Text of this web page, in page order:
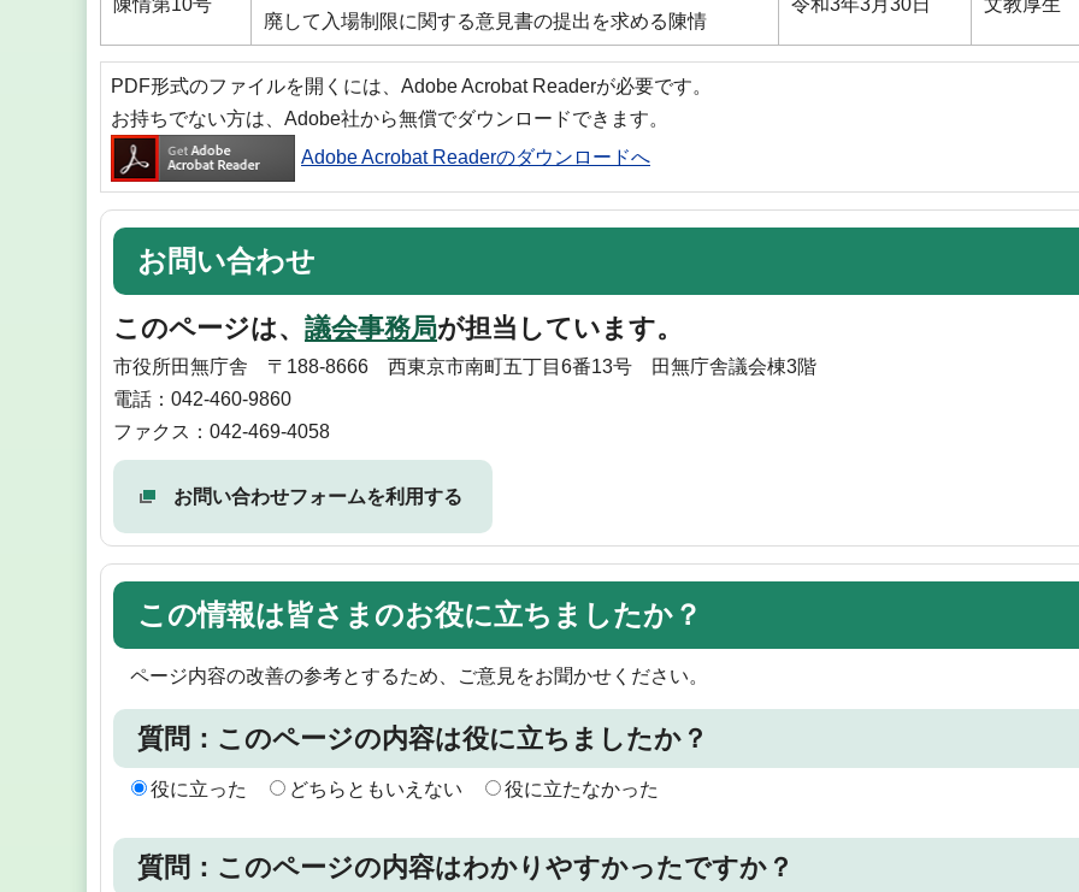
廃して入場制限に関する意見書の提出を求める陳情
PDF形式のファイルを開くには、Adobe Acrobat Readerが必要です。
お持ちでない方は、Adobe社から無償でダウンロードできます。
Adobe Acrobat Readerのダウンロードへ
お問い合わせ
このページは、 議会事務局が担当しています。
市役所田無庁舎 〒188-8666 西東京市南町五丁目6番13号 田無庁舎議会棟3階
電話：042-460-9860
ファクス：042-469-4058
お問い合わせフォームを利用する
この情報は皆さまのお役に立ちましたか？
ページ内容の改善の参考とするため、ご意見をお聞かせください。
質問：このページの内容は役に立ちましたか？
役に立った どちらともいえない 役に立たなかった
質問：このページの内容はわかりやすかったですか？